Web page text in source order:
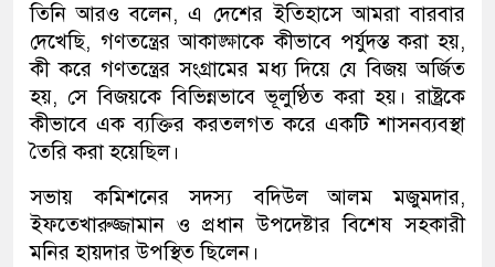
তিনি আরও বলেন, এ দেশের ইতিহাসে আমরা বারবার
দেখেছি, গণতন্ত্রের আকাঙ্ক্ষাকে কীভাবে পর্যুদস্ত করা হয়,
কী করে গণতন্ত্রের সংগ্রামের মধ্য দিয়ে যে বিজয় অর্জিত
হয়, সে বিজয়কে বিভিন্নভাবে ভূলুণ্ঠিত করা হয়। রাষ্ট্রকে
কীভাবে এক ব্যক্তির করতলগত করে একটি শাসনব্যবস্থা
তৈরি করা হয়েছিল।
সভায় কমিশনের সদস্য বদিউল আলম মজুমদার,
ইফতেখারুজ্জামান ও প্রধান উপদেষ্টার বিশেষ সহকারী
মনির হায়দার উপস্থিত ছিলেন।